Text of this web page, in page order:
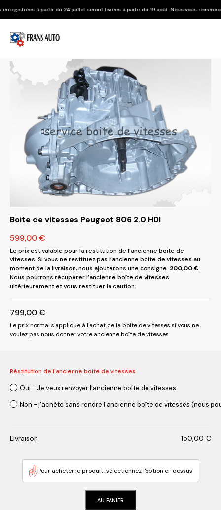
du 24 juillet seront livrées à partir du 19 août. Nous vous remercions de votre
Boite de vitesses Peugeot 806 2.0 HDI
599,00€
Le prix est valable pour la restitution de l’ancienne boîte de
vitesses. Si vous ne restituez pas l’ancienne boîte de vitesses au
moment de la livraison, nous ajouterons une consigne 200,00€.
Nous pourrons récupérer l’ancienne boîte de vitesses
ultérieurement et vous restituer la caution.
799,00€
Le prix normal s'applique à l'achat de la boîte de vitesses si vous ne
voulez pas nous donner votre ancienne boîte de vitesses.
Réstitution de l'ancienne boite de vitesses
Oui - Je veux renvoyer l'ancienne boîte de vitesses
Non - j'achète sans rendre l'ancienne boîte de vitesses (nous
Livraison 150,00 €
Pour acheter le produit, sélectionnez l'option ci-dessus
AU PANIER